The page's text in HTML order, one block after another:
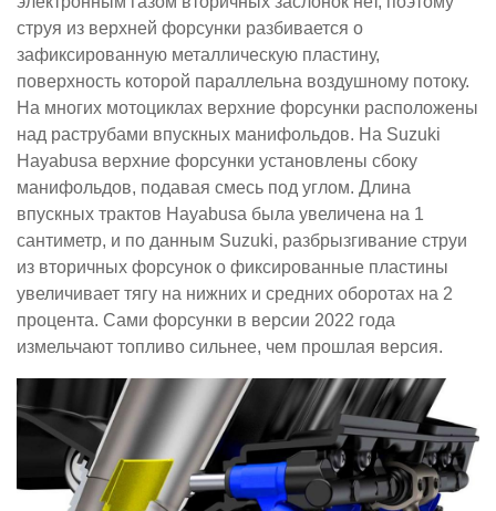
струя из верхней форсунки разбивается о
зафиксированную металлическую пластину,
поверхность которой параллельна воздушному потоку.
На многих мотоциклах верхние форсунки расположены
над раструбами впускных манифольдов. На Suzuki
Hayabusa верхние форсунки установлены сбоку
манифольдов, подавая смесь под углом. Длина
впускных трактов Hayabusa была увеличена на 1
сантиметр, и по данным Suzuki, разбрызгивание струи
из вторичных форсунок о фиксированные пластины
увеличивает тягу на нижних и средних оборотах на 2
процента. Сами форсунки в версии 2022 года
измельчают топливо сильнее, чем прошлая версия.